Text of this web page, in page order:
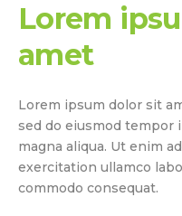
Lorem
amet
Lorem ipsum dolor sit
sed do eiusmod tempor
magna aliqua. Ut enim
exercitation ullamco
commodo consequat.